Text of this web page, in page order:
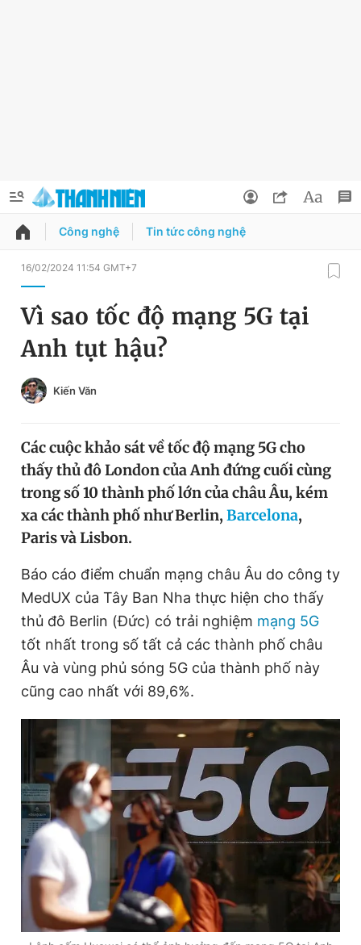
QUẢNG CÁO ĐẶT BÁO
Chuyên mục
Chuyên mục khác
Tin thị trường Tin 360
Video Magazine
Sản phẩm khác
Tiện ích Bạn cần biết
Thông tin tòa soạn Liên hệ quảng cáo
Đọc Thanh Niên trên điện thoại
Theo dõi báo trên
Hotline
0906 645 777
Liên hệ quảng cáo
0908 780 404
Đổi mật khẩu
Tin đã lưu
Tin đã xem
Đăng xuất
Công nghệ Tin tức công nghệ
16/02/2024 11:54 GMT+7
Vì sao tốc độ mạng 5G tại
Anh tụt hậu?
Kiến Văn
Các cuộc khảo sát về tốc độ mạng 5G cho
thấy thủ đô London của Anh đứng cuối cùng
trong số 10 thành phố lớn của châu Âu, kém
xa các thành phố như Berlin, Barcelona,
Paris và Lisbon.
Báo cáo điểm chuẩn mạng châu Âu do công ty
MedUX của Tây Ban Nha thực hiện cho thấy
thủ đô Berlin (Đức) có trải nghiệm mạng 5G
tốt nhất trong số tất cả các thành phố châu
Âu và vùng phủ sóng 5G của thành phố này
cũng cao nhất với 89,6%.